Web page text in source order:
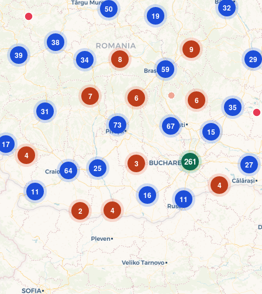
6
11
4
4
38
2
27
7
15
4
32
3
8
59
73
16
6
17
9
19
67
39
11
25
34
50
261
31
64
29
35